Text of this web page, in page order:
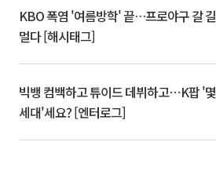
KBO 폭염 '여름방학' 끝…프로야구 갈 길
멀다 [해시태그]
빅뱅 컴백하고 튜이드 데뷔하고⋯K팝 '몇
세대'세요? [엔터로그]